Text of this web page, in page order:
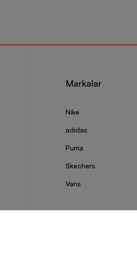
Markalar
Nike
adidas
Puma
Skechers
Vans